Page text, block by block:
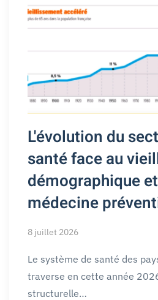
L'évolution du
santé face au
démographique
médecine
8 juillet 2026
Le système de santé des
traverse en cette année
structurelle…